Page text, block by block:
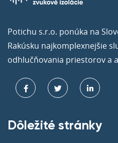
Potichu s.r.o. ponúka na
Rakúsku najkomplexnejšie
odhlučňovania priestorov a
Dôležité stránky